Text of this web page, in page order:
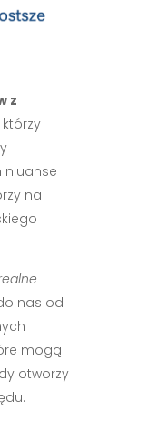
z
niuanse
na
nas od
mogą
otworzy